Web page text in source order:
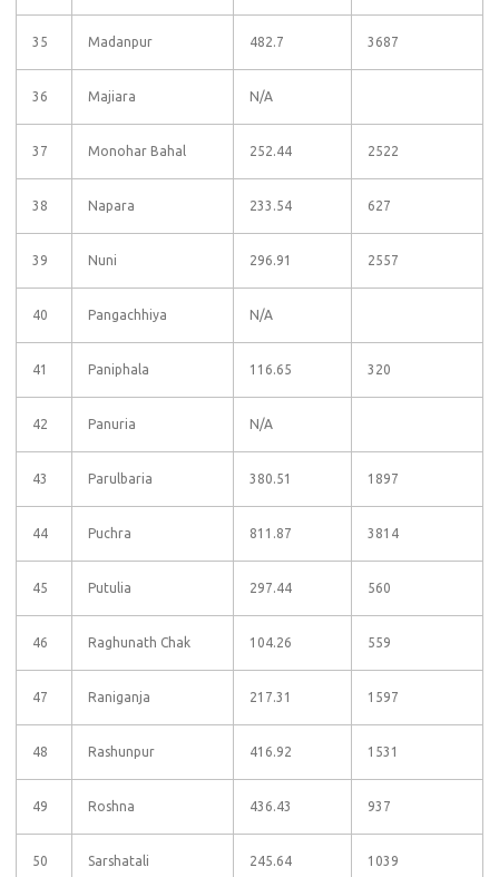
35 Madanpur 482.7 3687
36 Majiara N/A
37 Monohar Bahal 252.44 2522
38 Napara 233.54 627
39 Nuni 296.91 2557
40 Pangachhiya N/A
41 Paniphala 116.65 320
42 Panuria N/A
43 Parulbaria 380.51 1897
44 Puchra 811.87 3814
45 Putulia 297.44 560
46 Raghunath Chak 104.26 559
47 Raniganja 217.31 1597
48 Rashunpur 416.92 1531
49 Roshna 436.43 937
50 Sarshatali 245.64 1039